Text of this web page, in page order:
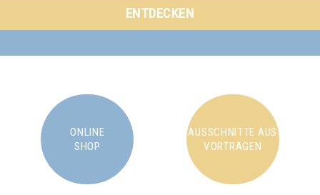
ENTDECKEN
ONLINE
SHOP
AUSSCHNITTE AUS
VORTRÄGEN